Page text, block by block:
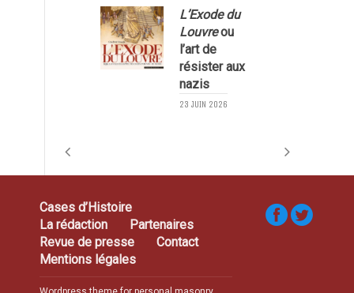
L’Exode du
Louvreou
l’art de
résister aux
nazis
23 JUIN 2026
Cases d’Histoire
La rédaction
Partenaires
Revue de presse
Contact
Mentions légales